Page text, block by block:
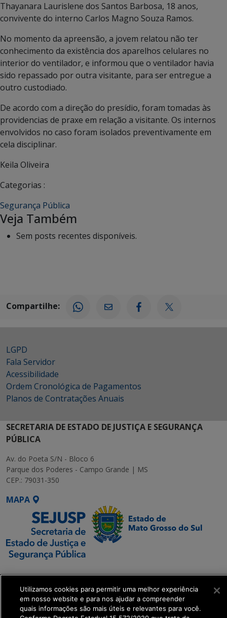
Thayanara Laurislene dos Santos Barbosa, 18 anos,
convivente do interno Carlos Magno Souza Ramos.
No momento da apreensão, a jovem relatou não ter
conhecimento da existência dos aparelhos celulares no
interior do ventilador, e informou que o ventilador havia
sido repassado por outra visitante, para ser entregue a
outro custodiado.
De acordo com a direção do presídio, foram tomadas às
providencias de praxe em relação a visitante. Os internos
envolvidos no caso foram isolados preventivamente em
cela disciplinar.
Keila Oliveira
Categorias :
Segurança Pública
Veja Também
Sem posts recentes disponíveis.
Compartilhe:
LGPD
Fala Servidor
Acessibilidade
Ordem Cronológica de Pagamentos
Planos de Contratações Anuais
SECRETARIA DE ESTADO DE JUSTIÇA E SEGURANÇA
PÚBLICA
Av. do Poeta S/N - Bloco 6
Parque dos Poderes - Campo Grande | MS
CEP.: 79031-350
MAPA
SETDIG | Secretaria-
Executiva de
Transformação Digital
Utilizamos cookies para permitir uma melhor experiência
em nosso website e para nos ajudar a compreender
quais informações são mais úteis e relevantes para você.